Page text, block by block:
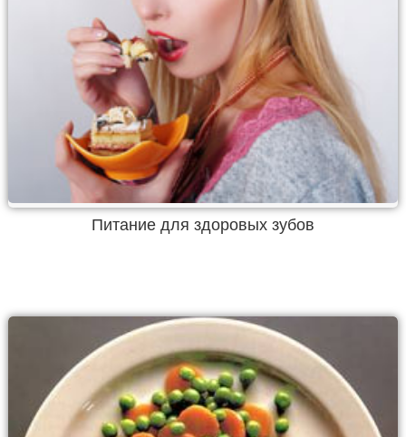
Питание для здоровых зубов